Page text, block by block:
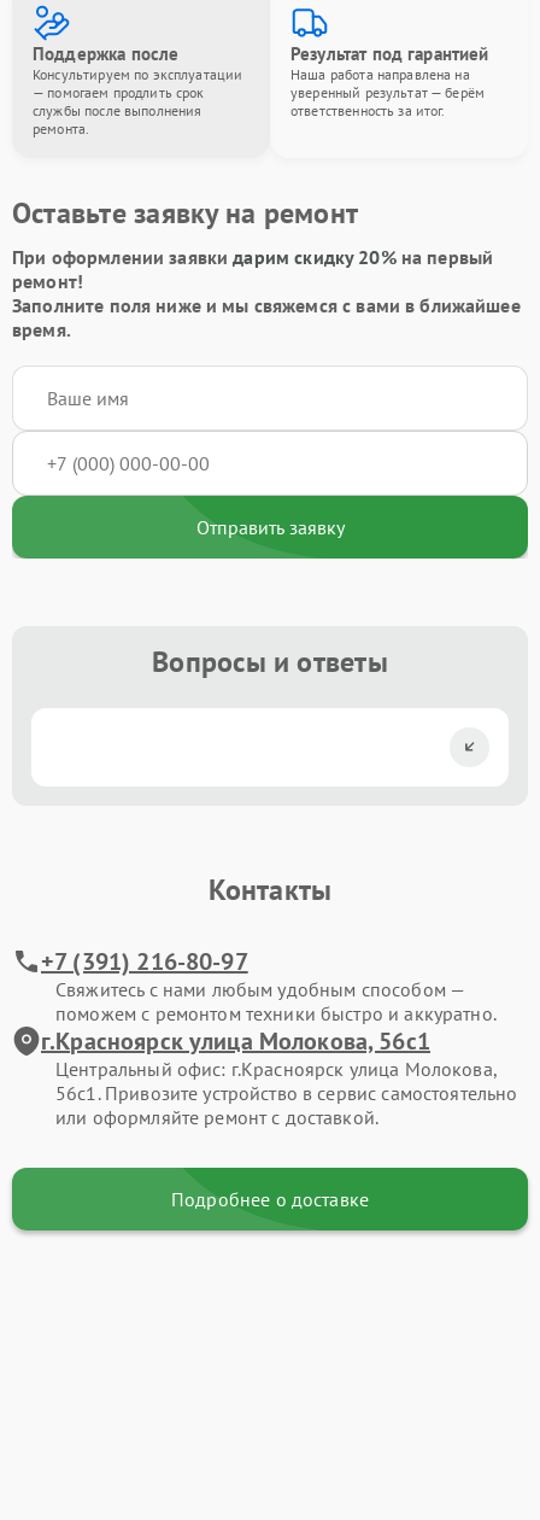
Поддержка после
Консультируем по эксплуатации
— помогаем продлить срок
службы после выполнения
ремонта.
Результат под гарантией
Наша работа направлена на
уверенный результат — берём
ответственность за итог.
Оставьте заявку на ремонт
При оформлении заявкидарим скидку 20%на первый
ремонт!
Заполните поля ниже и мы свяжемся с вами в ближайшее
время.
Отправить заявку
Вопросы и ответы
Контакты
+7 (391) 216-80-97
Свяжитесь с нами любым удобным способом —
поможем с ремонтом техники быстро и аккуратно.
г.Красноярск улица Молокова, 56с1
Центральный офис: г.Красноярск улица Молокова,
56с1. Привозите устройство в сервис самостоятельно
или оформляйте ремонт с доставкой.
Подробнее о доставке